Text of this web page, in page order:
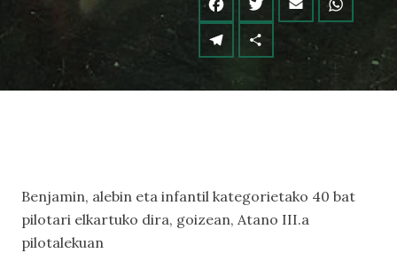
Benjamin, alebin eta infantil kategorietako 40 bat
pilotari elkartuko dira, goizean, Atano III.a
pilotalekuan